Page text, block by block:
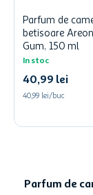
Parfum de
betisoare
Gum, 150 ml
In stoc
40,99 lei
40,99 lei/buc
Parfum de